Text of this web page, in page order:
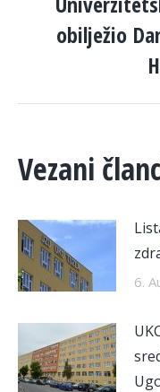
obilježio
Vezani
6.